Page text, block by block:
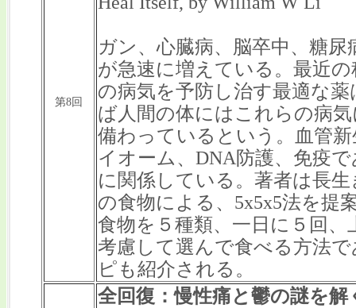
第8回
ガン、心臓病、脳卒中、糖
が急速に増えている。最近
の病気を予防し治す最適な
ば人間の体にはこれらの病
備わっているという。血管
イオーム、DNA防護、免疫
に関係している。著者は長
の食物による、5x5x5法を提
食物を５種類、一日に５回
考慮して選んで食べる方法
ピも紹介される。
全回復：慢性痛と鬱の謎を